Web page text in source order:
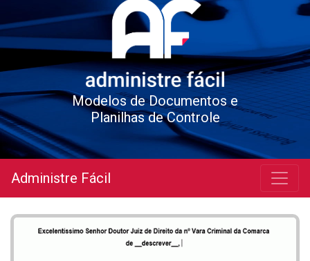
Modelos de Documentos e
Planilhas de Controle
Administre Fácil